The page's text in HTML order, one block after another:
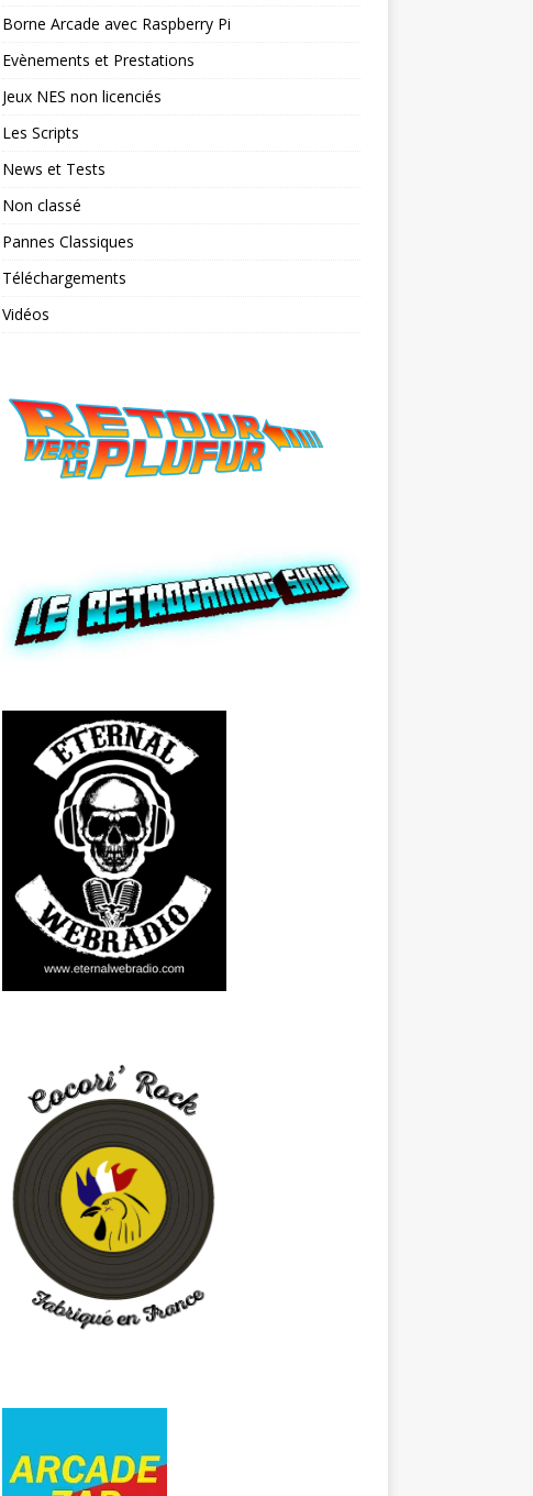
Borne Arcade avec Raspberry Pi
Evènements et Prestations
Jeux NES non licenciés
Les Scripts
News et Tests
Non classé
Pannes Classiques
Téléchargements
Vidéos